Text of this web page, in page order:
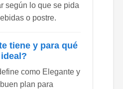
según lo que se pida
o postre.
tiene y para qué
como Elegante y
plan para